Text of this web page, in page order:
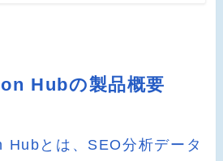
Hubの製品概要
とは、SEO分析データ